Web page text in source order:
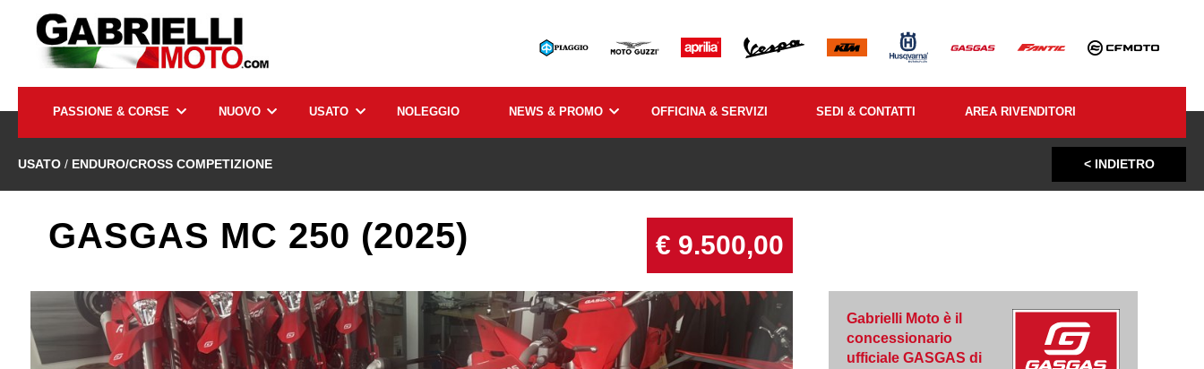
PASSIONE & CORSE NUOVO USATO NOLEGGIO NEWS & PROMO OFFICINA & SERVIZI SEDI & CONTATTI AREA RIVENDITORI
USATO / ENDURO/CROSS COMPETIZIONE < INDIETRO
GASGAS MC 250 (2025) € 9.500,00
Gabrielli Moto è il
concessionario
ufficiale GASGAS di